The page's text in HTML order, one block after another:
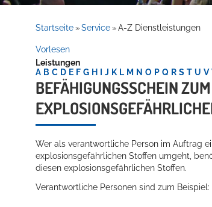
Service
Willkommen in Hockenheim
Startseite » Service » A-Z Dienstleistungen
Vorlesen
Leistungen
A B C D E F G H J K L M N O P Q R S T U V
BEFÄHIGUNGSSCHEIN
Wer als verantwortliche Person im Auftrag
explosionsgefährlichen Stoffen umgeht,
diesen explosionsgefährlichen Stoffen.
Verantwortliche Personen sind zum Beispiel: